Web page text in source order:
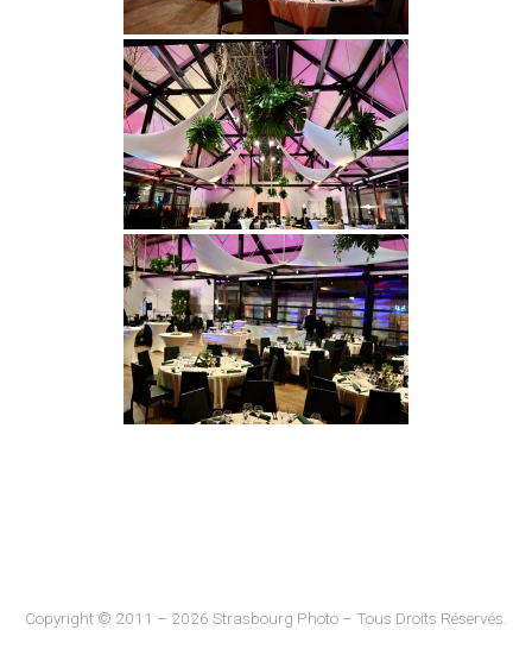
Copyright © 2011 – 2026 Strasbourg Photo – Tous Droits Réservés.